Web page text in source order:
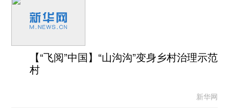
【“飞阅”中国】“山沟沟”变身乡村治理示范
村
新华网